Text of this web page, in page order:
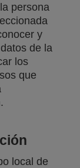
persona
y
de la
los
que
local de